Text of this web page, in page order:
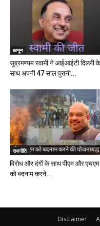
कानून
सुब्रमण्यम स्वामी ने आईआईटी दिल्ली के
साथ अपनी 47 साल पुरानी...
राजनीति
विरोध और दंगों के साथ पीएम और एचएम
को बदनाम करने...
Disclaimer